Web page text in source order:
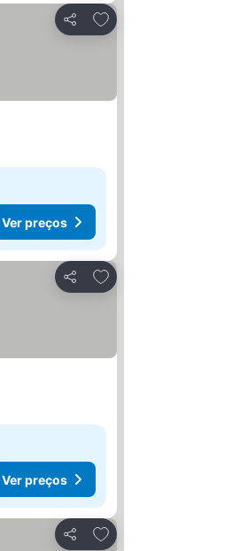
Partilhar
Adicionar aos favoritos
Ver preços
Partilhar
Adicionar aos favoritos
Ver preços
Partilhar
Adicionar aos favoritos